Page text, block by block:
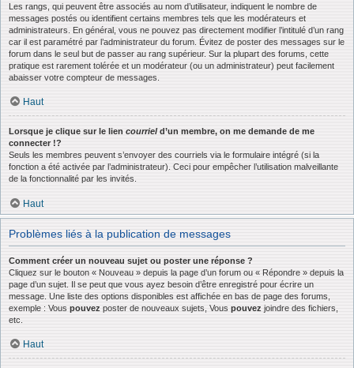
Les rangs, qui peuvent être associés au nom d’utilisateur, indiquent le nombre de
messages postés ou identifient certains membres tels que les modérateurs et
administrateurs. En général, vous ne pouvez pas directement modifier l’intitulé d’un rang
car il est paramétré par l’administrateur du forum. Évitez de poster des messages sur le
forum dans le seul but de passer au rang supérieur. Sur la plupart des forums, cette
pratique est rarement tolérée et un modérateur (ou un administrateur) peut facilement
abaisser votre compteur de messages.
Haut
Lorsque je clique sur le lien courrield’un membre, on me demande de me
connecter !?
Seuls les membres peuvent s’envoyer des courriels via le formulaire intégré (si la
fonction a été activée par l’administrateur). Ceci pour empêcher l’utilisation malveillante
de la fonctionnalité par les invités.
Haut
Problèmes liés à la publication de messages
Comment créer un nouveau sujet ou poster une réponse ?
Cliquez sur le bouton « Nouveau » depuis la page d’un forum ou « Répondre » depuis la
page d’un sujet. Il se peut que vous ayez besoin d’être enregistré pour écrire un
message. Une liste des options disponibles est affichée en bas de page des forums,
exemple : Vous pouvez poster de nouveaux sujets, Vous pouvez joindre des fichiers,
etc.
Haut